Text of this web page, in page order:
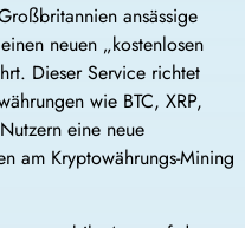
ansässige
neuen „kostenlosen
Dieser Service richtet
wie BTC, XRP,
eine neue
am Kryptowährungs-Mining